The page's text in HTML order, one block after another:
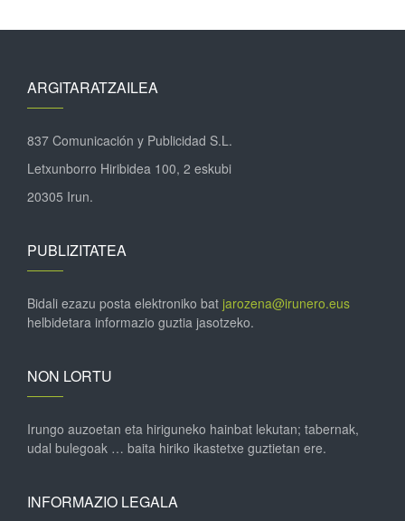
ARGITARATZAILEA
837 Comunicación y Publicidad S.L.
Letxunborro Hiribidea 100, 2 eskubi
20305 Irun.
PUBLIZITATEA
Bidali ezazu posta elektroniko bat jarozena@irunero.eus
helbidetara informazio guztia jasotzeko.
NON LORTU
Irungo auzoetan eta hiriguneko hainbat lekutan; tabernak,
udal bulegoak … baita hiriko ikastetxe guztietan ere.
INFORMAZIO LEGALA